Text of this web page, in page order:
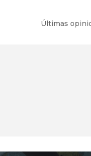
Últimas